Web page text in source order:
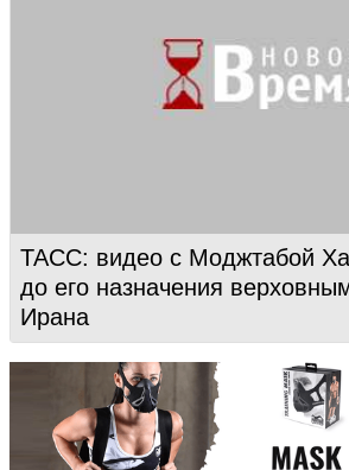
ТАСС: видео с Моджтабой
до его назначения
Ирана